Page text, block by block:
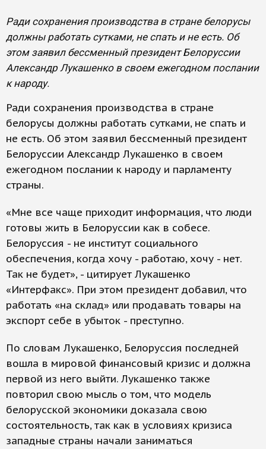
Ради сохранения производства в стране белорусы
должны работать сутками, не спать и не есть. Об
этом заявил бессменный президент Белоруссии
Александр Лукашенко в своем ежегодном послании
к народу.
Ради сохранения производства в стране
белорусы должны работать сутками, не спать и
не есть. Об этом заявил бессменный президент
Белоруссии Александр Лукашенко в своем
ежегодном послании к народу и парламенту
страны.
«Мне все чаще приходит информация, что люди
готовы жить в Белоруссии как в собесе.
Белоруссия - не институт социального
обеспечения, когда хочу - работаю, хочу - нет.
Так не будет», - цитирует Лукашенко
«Интерфакс». При этом президент добавил, что
работать «на склад» или продавать товары на
экспорт себе в убыток - преступно.
По словам Лукашенко, Белоруссия последней
вошла в мировой финансовый кризис и должна
первой из него выйти. Лукашенко также
повторил свою мысль о том, что модель
белорусской экономики доказала свою
состоятельность, так как в условиях кризиса
западные страны начали заниматься